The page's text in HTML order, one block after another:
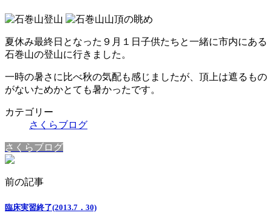
夏休み最終日となった９月１日子供たちと一緒に市内にある
石巻山の登山に行きました。
一時の暑さに比べ秋の気配も感じましたが、頂上は遮るもの
がないためかとても暑かったです。
カテゴリー
さくらブログ
さくらブログ
前の記事
臨床実習終了(2013.7．30)